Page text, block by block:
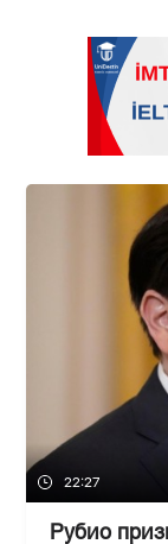
22:27
Рубио